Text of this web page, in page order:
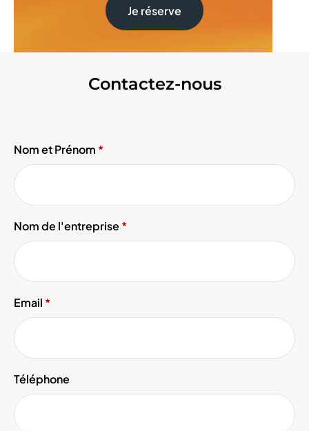
Je réserve
Contactez-nous
Nom et Prénom
Nom de l'entreprise
Email
Téléphone